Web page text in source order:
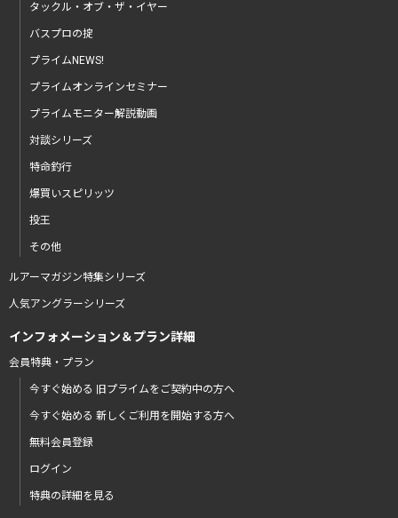
タックル・オブ・ザ・イヤー
バスプロの掟
プライムNEWS!
プライムオンラインセミナー
プライムモニター解説動画
対談シリーズ
特命釣行
爆買いスピリッツ
投王
その他
ルアーマガジン特集シリーズ
人気アングラーシリーズ
インフォメーション＆プラン詳細
会員特典・プラン
今すぐ始める 旧プライムをご契約中の方へ
今すぐ始める 新しくご利用を開始する方へ
無料会員登録
ログイン
特典の詳細を見る